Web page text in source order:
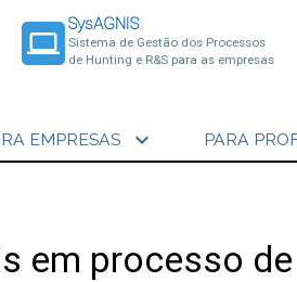
laptop
SysAGNIS
Sistema de Gestão dos Processos
de Hunting e R&S para as empresas
EMPRESAS expand_more PARA
em processo de